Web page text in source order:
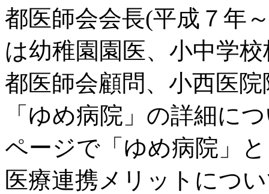
都医師会会長(平成７年
は幼稚園園医、小中学
都医師会顧問、小西医
「ゆめ病院」の詳細に
ページで「ゆめ病院」
医療連携メリットにつ